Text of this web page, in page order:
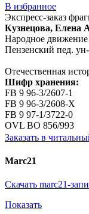
В избранное
Экспресс-заказ
Кузнецова, Елена
Народное движение
Пензенский пед.
Отечественная
Шифр хранения:
FB 9 96-3/2607-1
FB 9 96-3/2608-X
FB 9 97-1/3722-0
OVL ВО 856/993
Заказать в
Marc21
Скачать marc21-
Показать